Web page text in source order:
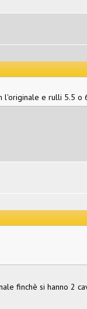
l'originale e rulli 5.5
finchè si hanno 2